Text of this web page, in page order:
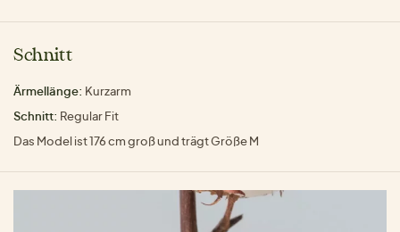
Schnitt
Ärmellänge: Kurzarm
Schnitt: Regular Fit
Das Model ist 176 cm groß und trägt Größe M